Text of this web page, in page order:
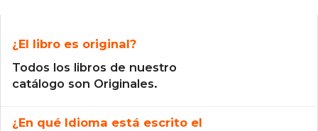
¿El libro es original?
Todos los libros de nuestro
catálogo son Originales.
¿En qué Idioma está escrito el